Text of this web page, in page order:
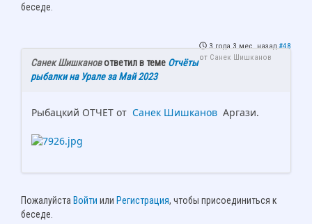
беседе.
3 года 3 мес. назад #48
от Санек Шишканов
Санек Шишкановответил в теме Отчёты
рыбалки на Урале за Май 2023
Рыбацкий ОТЧЕТ от Санек Шишканов Аргази.
Пожалуйста Войти или Регистрация, чтобы присоединиться к
беседе.